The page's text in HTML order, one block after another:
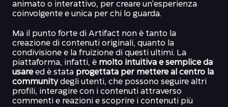
animato o interattivo, per creare un'esperienza
coinvolgente e unica per chi lo guarda.
Ma il punto forte di Artifact non è tanto la
creazione di contenuti originali, quanto la
condivisione e la fruizione di questi ultimi. La
piattaforma, infatti, è molto intuitiva e semplice da
usareed è stata progettata per mettere al centro la
communitydegli utenti, che possono seguire altri
profili, interagire con i contenuti attraverso
commenti e reazioni e scoprire i contenuti più